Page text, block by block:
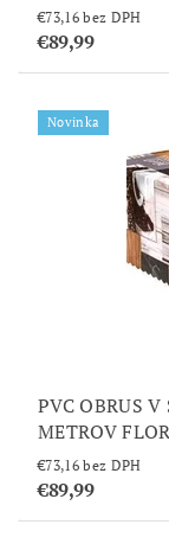
€73,16 bez DPH
€89,99
Novinka
PVC OBRUS
METROV
€73,16 bez DPH
€89,99